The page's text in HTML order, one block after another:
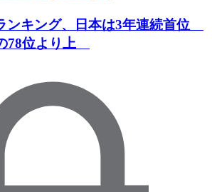
ンキング、日本は3年連続首位
78位より上